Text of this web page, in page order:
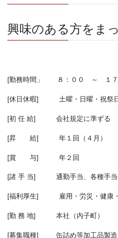
興味のある方をま
[勤務時間」 ８：００ ～ １７
[休日休暇] 土曜・日曜・祝祭日
[初 任 給] 会社規定に準ずる
[昇 給] 年１回（４月）
[賞 与] 年２回
[諸 手 当] 通勤手当、各種手当
[福利厚生] 雇用・労災・健康・
[勤 務 地] 本社（内子町）
[募集職種] 缶詰め等加工品製造